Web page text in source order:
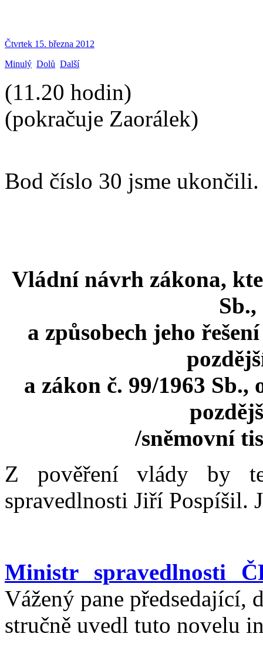
Čtvrtek 15. března 2012
Minulý Dolů Další
(11.20 hodin)
(pokračuje Zaorálek)
Bod číslo 30 jsme
Vládní návrh zákona,
a způsobech jeho
a zákon č. 99/1963
/sněmovní
Z pověření vlády by
spravedlnosti Jiří Pospíšil.
Ministr spravedlnosti
Vážený pane předsedající,
stručně uvedl tuto novelu